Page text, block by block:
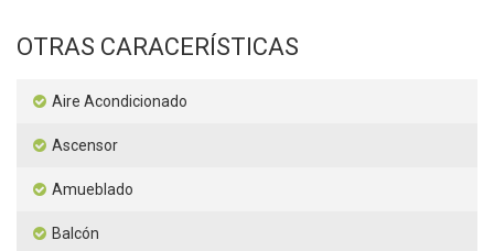
OTRAS CARACERÍSTICAS
Aire Acondicionado
Ascensor
Amueblado
Balcón